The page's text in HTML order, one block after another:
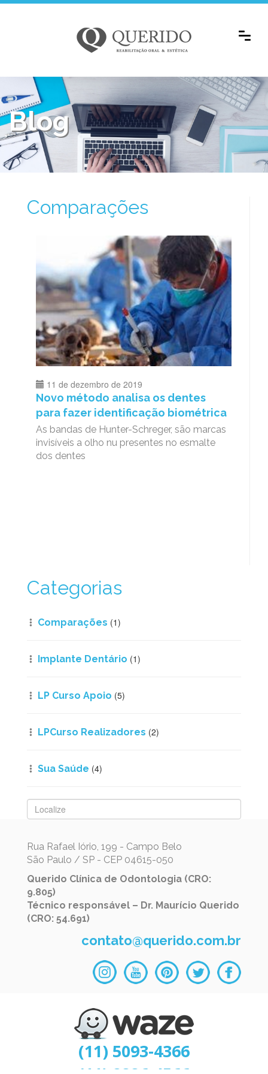
Blog
Comparações
11 de dezembro de 2019
Novo método analisa os dentes
para fazer identificação biométrica
As bandas de Hunter-Schreger, são marcas
invisíveis a olho nu presentes no esmalte
dos dentes
Categorias
Comparações (1)
Implante Dentário (1)
LP Curso Apoio (5)
LPCurso Realizadores (2)
Sua Saúde (4)
Rua Rafael Iório, 199 - Campo Belo
São Paulo / SP - CEP 04615-050
Querido Clínica de Odontologia (CRO:
9.805)
Técnico responsável – Dr. Maurício Querido
(CRO: 54.691)
contato@querido.com.br
(11) 5093-4366